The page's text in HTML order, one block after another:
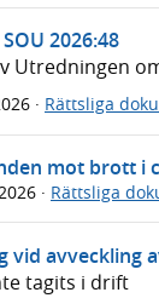
2026:48
Utredningen
· Rättsliga
mot brott i
· Rättsliga
vid avveckling
tagits i drift